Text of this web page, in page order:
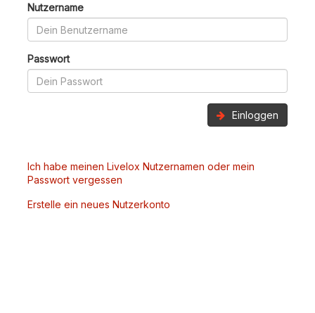
Nutzername
Passwort
Einloggen
Ich habe meinen Livelox Nutzernamen oder mein
Passwort vergessen
Erstelle ein neues Nutzerkonto